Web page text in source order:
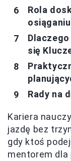
Rola
się
Rady na
Kariera
jazdę bez
gdy ktoś
mentorem dla